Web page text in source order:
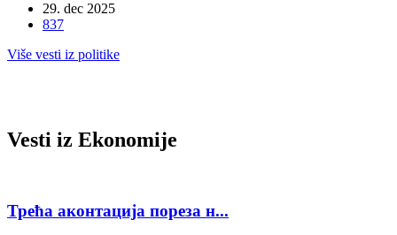
29. dec 2025
837
Više vesti iz politike
Vesti iz Ekonomije
Трећа аконтација пореза н...